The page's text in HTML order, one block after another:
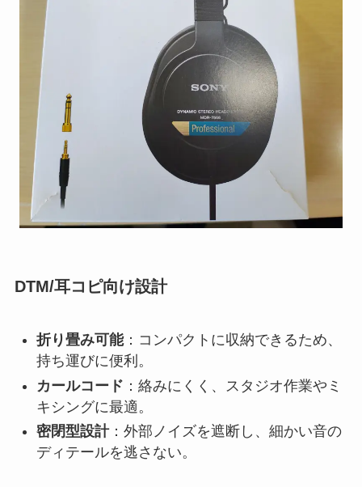
DTM/耳コピ向け設計
折り畳み可能：コンパクトに収納できるため、
持ち運びに便利。
カールコード ：絡みにくく、スタジオ作業やミ
キシングに最適。
密閉型設計：外部ノイズを遮断し、細かい音の
ディテールを逃さない。